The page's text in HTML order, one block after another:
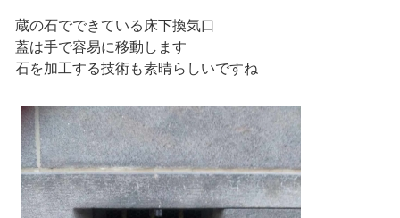
蔵の石でできている床下換気口
蓋は手で容易に移動します
石を加工する技術も素晴らしいですね